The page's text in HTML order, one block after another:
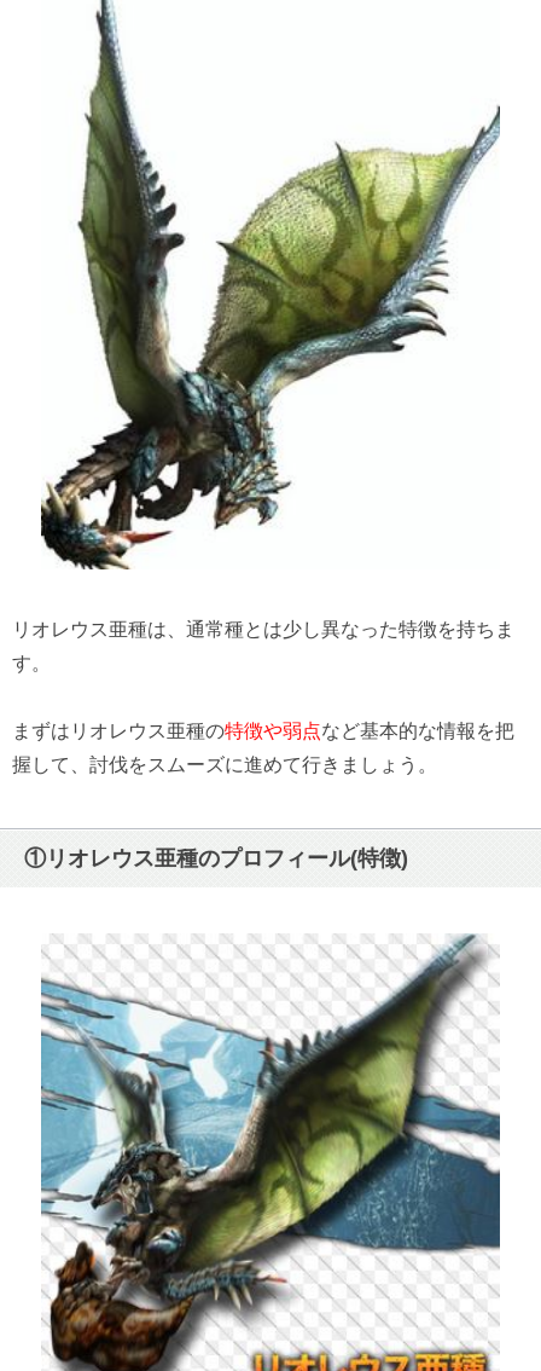
⑤リオレウス亜種の耐性
①クエスト報酬
②剥ぎ取り・落とし物入手
③部位破壊の報酬
①リオレウス亜種の攻撃パターン
②リオレウス亜種討伐の立ち回り
③解毒薬を忘れずに
リオレウス亜種は、通常種とは少し異なった特徴を持ちま
す。
まずはリオレウス亜種の特徴や弱点など基本的な情報を把
握して、討伐をスムーズに進めて行きましょう。
①リオレウス亜種のプロフィール(特徴)